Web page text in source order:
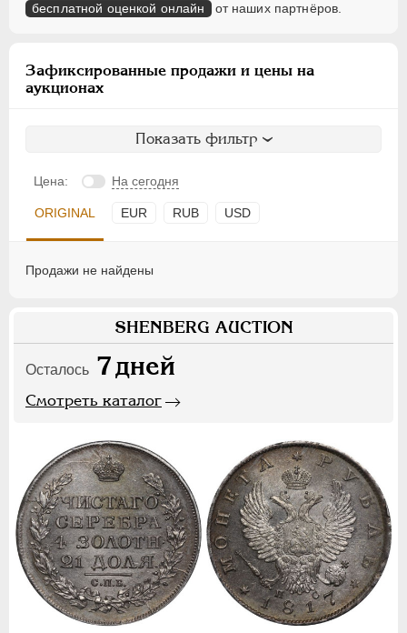
бесплатной оценкой онлайн от наших партнёров.
Зафиксированные продажи и цены на
аукционах
Показать фильтр
Цена: На сегодня
ORIGINAL EUR RUB USD
Продажи не найдены
SHENBERG AUCTION
Осталось 7дней
Смотреть каталог